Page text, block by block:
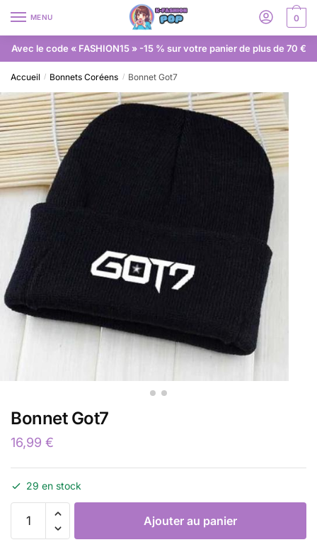
MENU 0
Avec le code « FASHION15 » -15 % sur votre panier de plus de 70 €
Accueil / Bonnets Coréens / Bonnet Got7
Bonnet Got7
16,99 €
29 en stock
Ajouter au panier